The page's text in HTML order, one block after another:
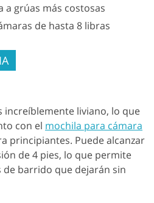
grúas más costosas
de hasta 8 libras
increíblemente liviano, lo que
con el mochila para cámara
principiantes. Puede alcanzar
de 4 pies, lo que permite
barrido que dejarán sin